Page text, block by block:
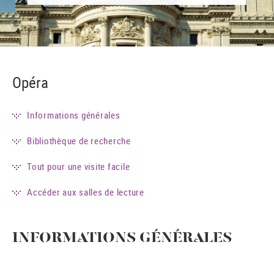
Opéra
Informations générales
Bibliothèque de recherche
Tout pour une visite facile
Accéder aux salles de lecture
INFORMATIONS GÉNÉRALES